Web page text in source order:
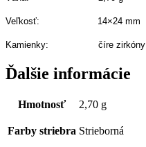
Veľkosť: 14×24 mm
Kamienky: číre zirkóny
Ďalšie informácie
Hmotnosť 2,70 g
Farby striebra Strieborná